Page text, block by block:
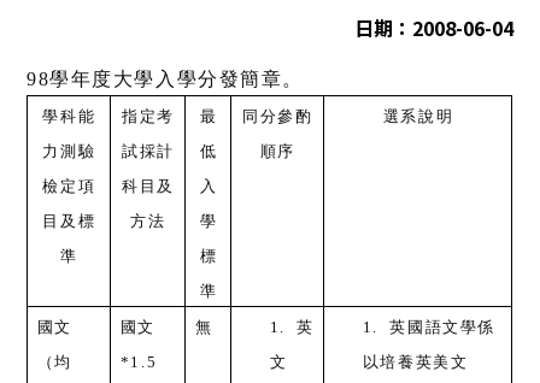
日期：2008-06-04
98學年度大學入學分發簡章。
學科能
力測驗
檢定項
目及標
準
指定考
試採計
科目及
方法
最
低
入
學
標
準
同分參酌
順序
選系說明
國文
（均
國文
*1.5
無 1.英
文
1.英國語文學係
以培養英美文